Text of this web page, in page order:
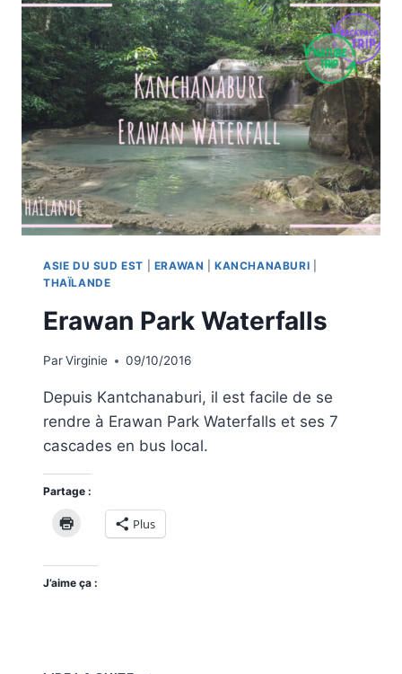
ASIE DU SUD EST ERAWAN |KANCHANABURI
THAÏLANDE
Erawan Park Waterfalls
ParVirginie 09/10/2016
Depuis Kantchanaburi, il est facile de se
rendre à Erawan Park Waterfalls et ses 7
cascades en bus local.
Partage :
Plus
J’aime ça :